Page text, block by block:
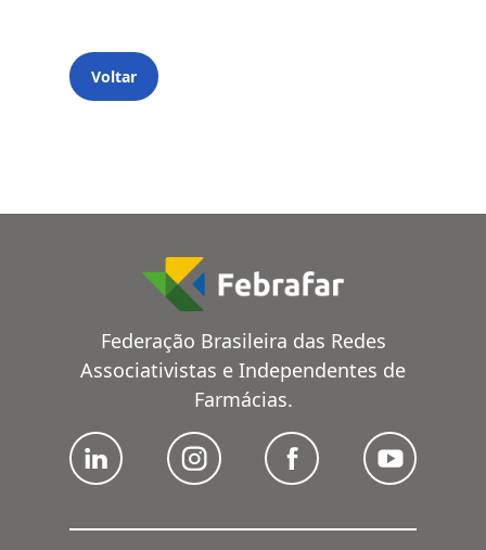
Voltar
Federação Brasileira das Redes
Associativistas e Independentes de
Farmácias.